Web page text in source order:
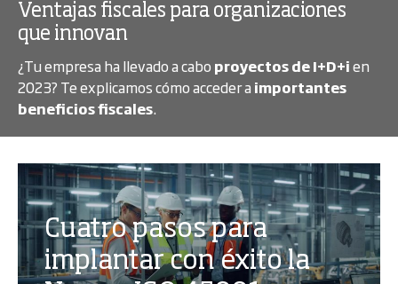
Ventajas fiscales para organizaciones
que innovan
¿Tu empresa ha llevado a cabo proyectos de I+D+ien
2023? Te explicamos cómo acceder a importantes
beneficios fiscales.
Cuatro pasos para
implantar con éxito la